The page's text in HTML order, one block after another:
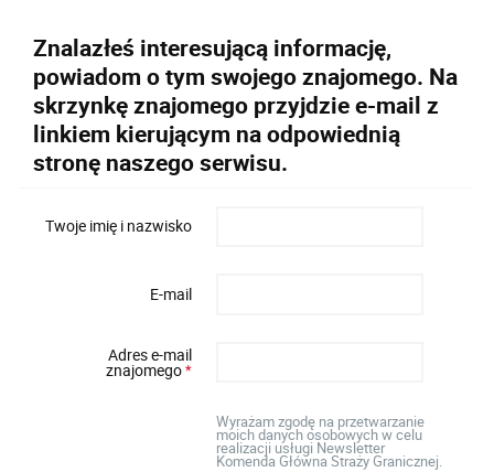
Znalazłeś interesującą informację,
powiadom o tym swojego znajomego. Na
skrzynkę znajomego przyjdzie e-mail z
linkiem kierującym na odpowiednią
stronę naszego serwisu.
Twoje imię i nazwisko
E-mail
Adres e-mail
znajomego*
Wyrażam zgodę na przetwarzanie
moich danych osobowych w celu
realizacji usługi Newsletter
Komenda Główna Straży Granicznej.